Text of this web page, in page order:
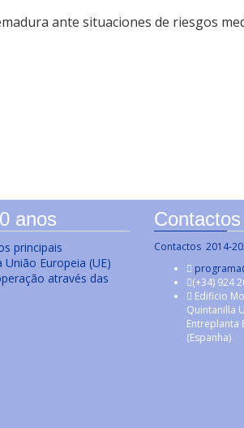
ante situaciones de riesgos
anos
principais
Europeia (UE)
através das
Contactos 2014-
(+34) 924
Edificio
Quintanilla
Entreplanta
(Espanha)